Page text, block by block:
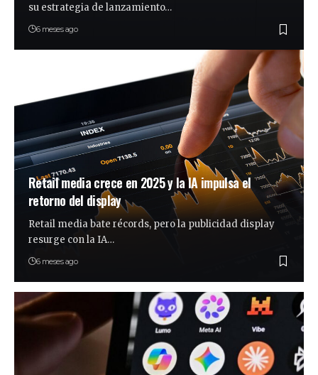
su estrategia de lanzamiento…
6 meses ago
Retail media crece en 2025 y la IA impulsa el
retorno del display
Retail media bate récords, pero la publicidad display
resurge con la IA…
6 meses ago